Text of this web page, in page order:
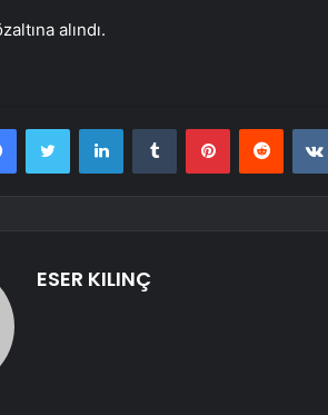
alındı.
FacebookTwitter LinkedInTumblr PinterestReddit
ESER KILINÇ